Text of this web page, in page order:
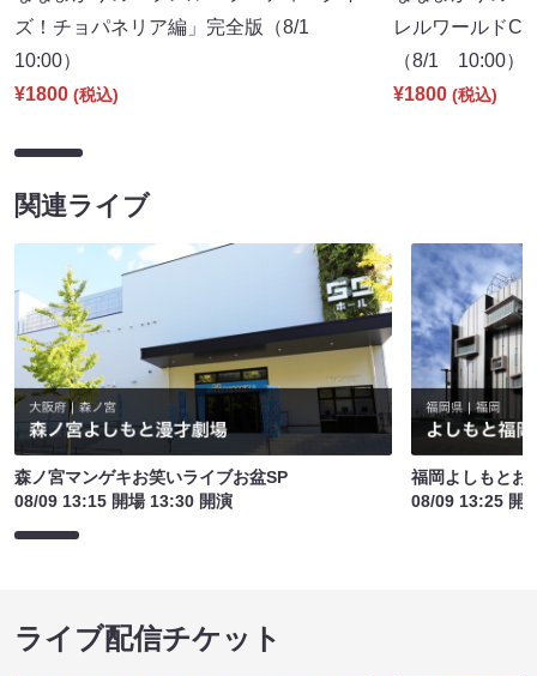
ズ！チョパネリア編」完全版（8/1
10:00）
¥1800 (税込)
レルワールド
（8/1 10:00）
¥1800 (税込)
関連ライブ
森ノ宮マンゲキお笑いライブお盆SP
08/09 13:15 開場 13:30 開演
福岡よしもとお
08/09 13:25 開
ライブ配信チケット